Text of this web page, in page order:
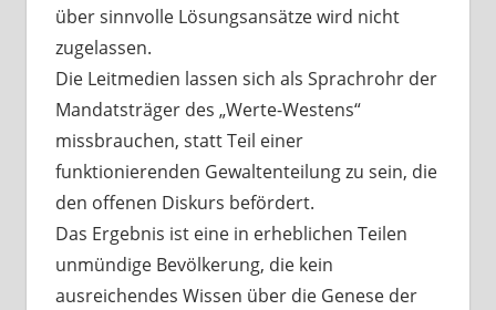
über sinnvolle Lösungsansätze wird nicht
zugelassen.
Die Leitmedien lassen sich als Sprachrohr der
Mandatsträger des „Werte-Westens“
missbrauchen, statt Teil einer
funktionierenden Gewaltenteilung zu sein, die
den offenen Diskurs befördert.
Das Ergebnis ist eine in erheblichen Teilen
unmündige Bevölkerung, die kein
ausreichendes Wissen über die Genese der